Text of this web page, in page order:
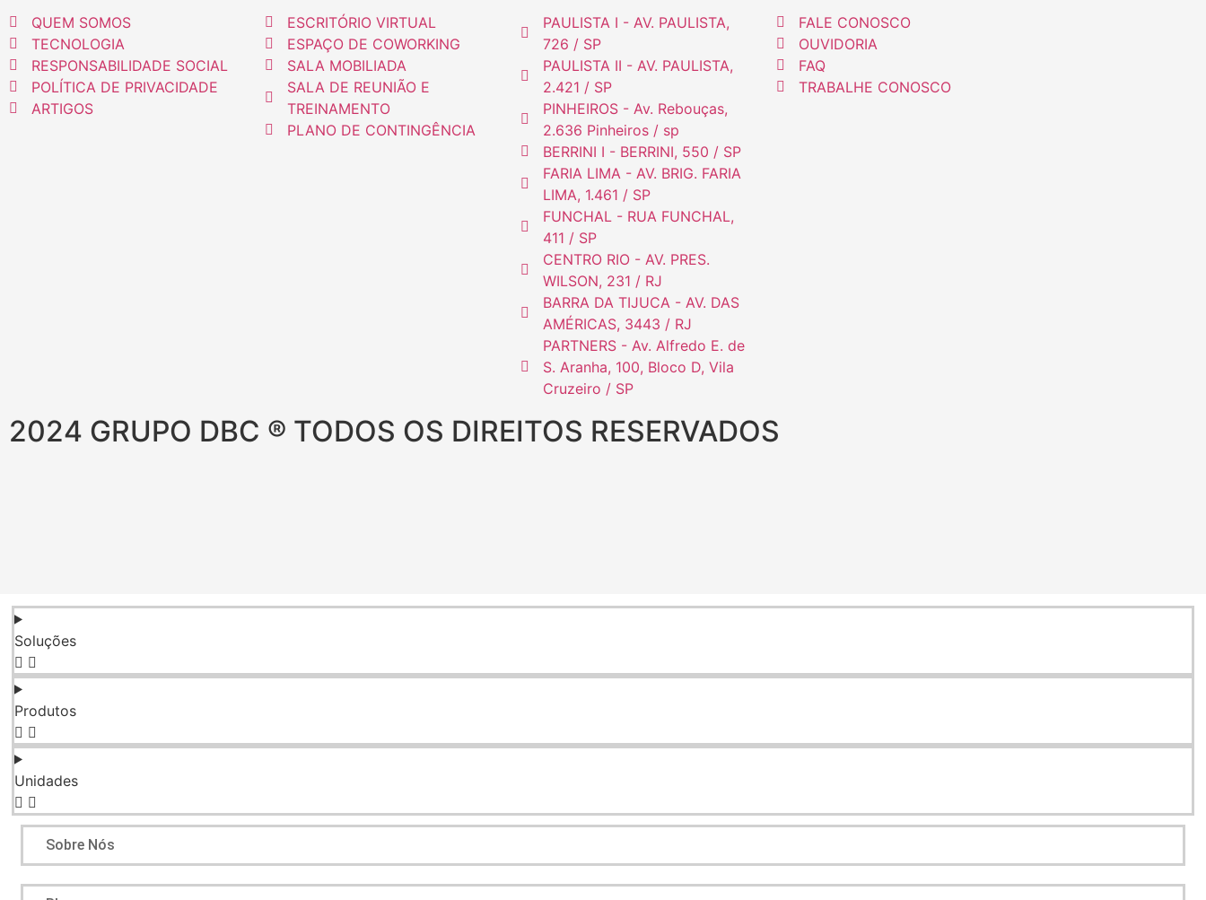
QUEM SOMOS
TECNOLOGIA
RESPONSABILIDADE SOCIAL
POLÍTICA DE PRIVACIDADE
ARTIGOS
ESCRITÓRIO VIRTUAL
ESPAÇO DE COWORKING
SALA MOBILIADA
SALA DE REUNIÃO E
TREINAMENTO
PLANO DE CONTINGÊNCIA
PAULISTA I - AV. PAULISTA,
726 / SP
PAULISTA II - AV. PAULISTA,
2.421 / SP
PINHEIROS - Av. Rebouças,
2.636 Pinheiros / sp
BERRINI I - BERRINI, 550 / SP
FARIA LIMA - AV. BRIG. FARIA
LIMA, 1.461 / SP
FUNCHAL - RUA FUNCHAL,
411 / SP
CENTRO RIO - AV. PRES.
WILSON, 231 / RJ
BARRA DA TIJUCA - AV. DAS
AMÉRICAS, 3443 / RJ
PARTNERS - Av. Alfredo E. de
S. Aranha, 100, Bloco D, Vila
Cruzeiro / SP
FALE CONOSCO
OUVIDORIA
FAQ
TRABALHE CONOSCO
2024 GRUPO DBC ® TODOS OS DIREITOS RESERVADOS
Soluções
Produtos
Unidades
Sobre Nós